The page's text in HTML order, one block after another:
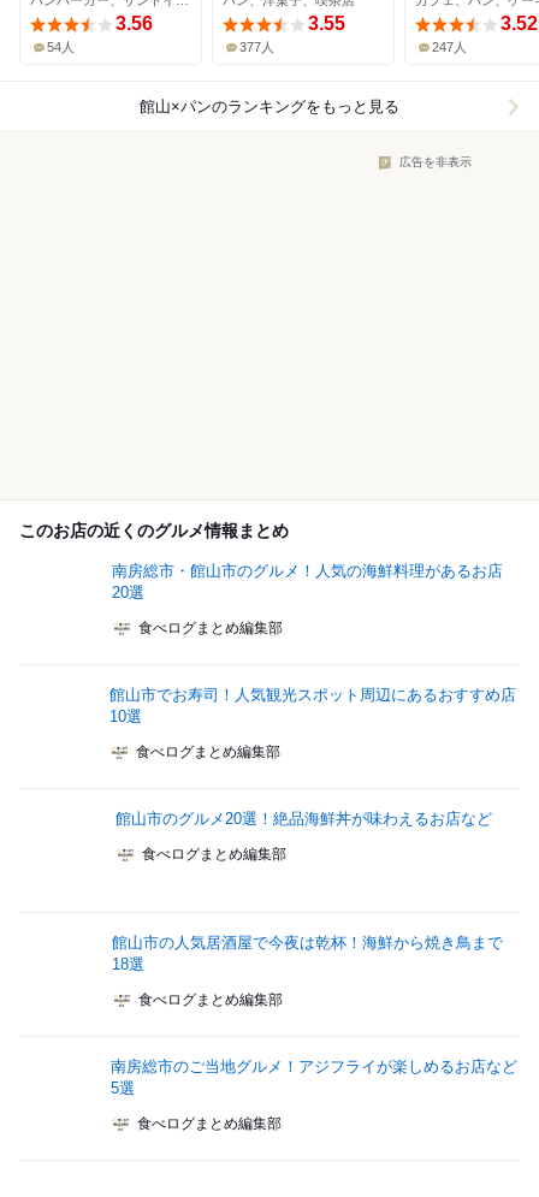
3.56
54人
3.55
377人
3.52
247人
館山×パンのランキングをもっと見る
広告を非表示
このお店の近くのグルメ情報まとめ
南房総市・館山市のグルメ！人気の海鮮料理があるお店
20選
食べログまとめ編集部
館山市でお寿司！人気観光スポット周辺にあるおすすめ店
10選
食べログまとめ編集部
館山市のグルメ20選！絶品海鮮丼が味わえるお店など
食べログまとめ編集部
館山市の人気居酒屋で今夜は乾杯！海鮮から焼き鳥まで
18選
食べログまとめ編集部
南房総市のご当地グルメ！アジフライが楽しめるお店など
5選
食べログまとめ編集部